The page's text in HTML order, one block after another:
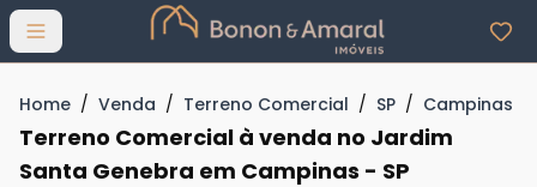
Abrir menu
Home / Venda / Terreno Comercial / SP / Campinas
Terreno Comercial à venda no Jardim
Santa Genebra em Campinas - SP